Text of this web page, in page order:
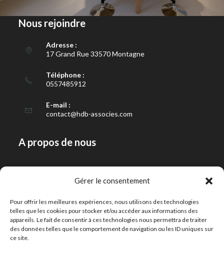
Gérer le consentement
Pour offrir les meilleures expériences, nous utilisons des technologies
telles que les cookies pour stocker et/ou accéder aux informations des
appareils. Le fait de consentir à ces technologies nous permettra de traiter
des données telles que le comportement de navigation ou les ID uniques sur
ce site.
Nous rejoindre
Adresse :
17 Grand Rue 33570 Montagne
Téléphone :
0557485912
E-mail :
contact@hdb-associes.com
A propos de nous
Notre histoire
Contact
Notre expertise